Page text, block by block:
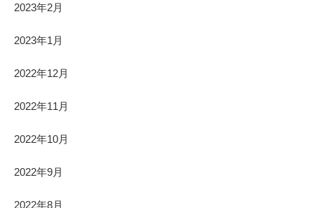
2023年2月
2023年1月
2022年12月
2022年11月
2022年10月
2022年9月
2022年8月